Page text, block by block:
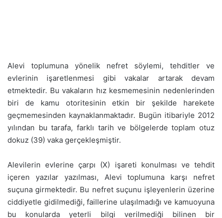
Alevi toplumuna yönelik nefret söylemi, tehditler ve
evlerinin işaretlenmesi gibi vakalar artarak devam
etmektedir. Bu vakaların hız kesmemesinin nedenlerinden
biri de kamu otoritesinin etkin bir şekilde harekete
geçmemesinden kaynaklanmaktadır. Bugün itibariyle 2012
yılından bu tarafa, farklı tarih ve bölgelerde toplam otuz
dokuz (39) vaka gerçekleşmiştir.
Alevilerin evlerine çarpı (X) işareti konulması ve tehdit
içeren yazılar yazılması, Alevi toplumuna karşı nefret
suçuna girmektedir. Bu nefret suçunu işleyenlerin üzerine
ciddiyetle gidilmediği, faillerine ulaşılmadığı ve kamuoyuna
bu konularda yeterli bilgi verilmediği bilinen bir